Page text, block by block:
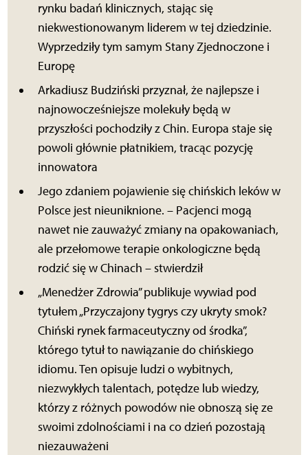
rynku badań klinicznych, stając się
niekwestionowanym liderem w tej dziedzinie.
Wyprzedziły tym samym Stany Zjednoczone i
Europę
Arkadiusz Budziński przyznał, że najlepsze i
najnowocześniejsze molekuły będą w
przyszłości pochodziły z Chin. Europa staje się
powoli głównie płatnikiem, tracąc pozycję
innowatora
Jego zdaniem pojawienie się chińskich leków w
Polsce jest nieuniknione. – Pacjenci mogą
nawet nie zauważyć zmiany na opakowaniach,
ale przełomowe terapie onkologiczne będą
rodzić się w Chinach – stwierdził
„Menedżer Zdrowia” publikuje wywiad pod
tytułem „Przyczajony tygrys czy ukryty smok?
Chiński rynek farmaceutyczny od środka”,
którego tytuł to nawiązanie do chińskiego
idiomu. Ten opisuje ludzi o wybitnych,
niezwykłych talentach, potędze lub wiedzy,
którzy z różnych powodów nie obnoszą się ze
swoimi zdolnościami i na co dzień pozostają
niezauważeni